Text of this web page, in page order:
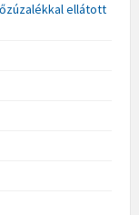
ellátott